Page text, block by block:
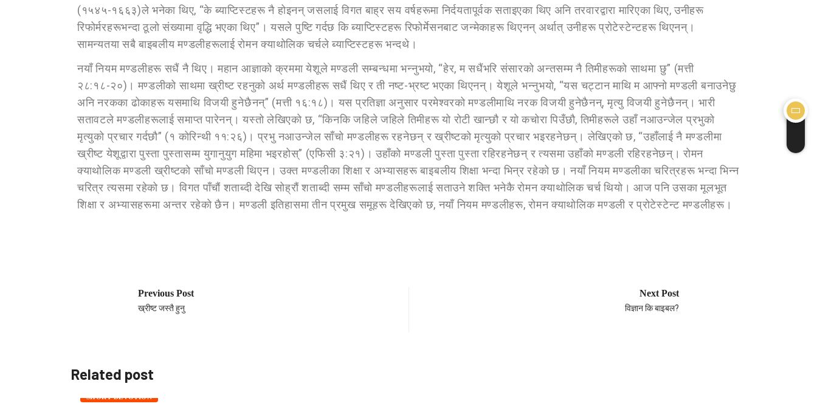
(१५४५-१६६३)ले भनेका थिए, “के ब्याप्टिस्टहरू नै होइनन् जसलाई विगत बाह्र सय वर्षहरूमा निर्दयतापूर्वक सताइएका थिए अनि तरवारद्वारा मारिएका थिए, उनीहरू
रिफोर्मरहरूभन्दा ठूलो संख्यामा वृद्धि भएका थिए”। यसले पुष्टि गर्दछ कि ब्याप्टिस्टहरू रिफोर्मेसनबाट जन्मेकाहरू थिएनन् अर्थात् उनीहरू प्रोटेस्टेन्टहरू थिएनन्।
सामन्यतया सबै बाइबलीय मण्डलीहरूलाई रोमन क्याथोलिक चर्चले ब्याप्टिस्टहरू भन्दथे।
नयाँ नियम मण्डलीहरू सधैं नै थिए। महान आज्ञाको क्रममा येशूले मण्डली सम्बन्धमा भन्नुभयो, “हेर, म सधैंभरि संसारको अन्तसम्म नै तिमीहरूको साथमा छु” (मत्ती
२८:१८-२०)। मण्डलीको साथमा ख्रीष्ट रहनुको अर्थ मण्डलीहरू सधैं थिए र ती नष्ट-भ्रष्ट भएका थिएनन्। येशूले भन्नुभयो, “यस चट्टान माथि म आफ्नो मण्डली बनाउनेछु
अनि नरकका ढोकाहरू यसमाथि विजयी हुनेछैनन्” (मत्ती १६:१८)। यस प्रतिज्ञा अनुसार परमेश्वरको मण्डलीमाथि नरक विजयी हुनेछैनन्, मृत्यु विजयी हुनेछैनन्। भारी
सतावटले मण्डलीहरूलाई समाप्त पारेनन्। यस्तो लेखिएको छ, “किनकि जहिले जहिले तिमीहरू यो रोटी खान्छौ र यो कचोरा पिउँछौ, तिमीहरूले उहाँ नआउन्जेल प्रभुको
मृत्युको प्रचार गर्दछौ” (१ कोरिन्थी ११:२६)। प्रभु नआउन्जेल साँचो मण्डलीहरू रहनेछन् र ख्रीष्टको मृत्युको प्रचार भइरहनेछन्। लेखिएको छ, “उहाँलाई नै मण्डलीमा
ख्रीष्ट येशूद्वारा पुस्ता पुस्तासम्म युगानुयुग महिमा भइरहोस्” (एफिसी ३:२१)। उहाँको मण्डली पुस्ता पुस्ता रहिरहनेछन् र त्यसमा उहाँको मण्डली रहिरहनेछन्। रोमन
क्याथोलिक मण्डली ख्रीष्टको साँचो मण्डली थिएन। उक्त मण्डलीका शिक्षा र अभ्यासहरू बाइबलीय शिक्षा भन्दा भिन्र रहेको छ। नयाँ नियम मण्डलीका चरित्रहरू भन्दा भिन्न
चरित्र त्यसमा रहेको छ। विगत पाँचौं शताब्दी देखि सोह्रौं शताब्दी सम्म साँचो मण्डलीहरूलाई सताउने शक्ति भनेकै रोमन क्याथोलिक चर्च थियो। आज पनि उसका मूलभूत
शिक्षा र अभ्यासहरूमा अन्तर रहेको छैन। मण्डली इतिहासमा तीन प्रमुख समूहरू देखिएको छ, नयाँ नियम मण्डलीहरू, रोमन क्याथोलिक मण्डली र प्रोटेस्टेन्ट मण्डलीहरू।
Previous Post
ख्रीष्ट जस्तै हुनु
Next Post
विज्ञान कि बाइबल?
Related post
SHORT DEVOTION